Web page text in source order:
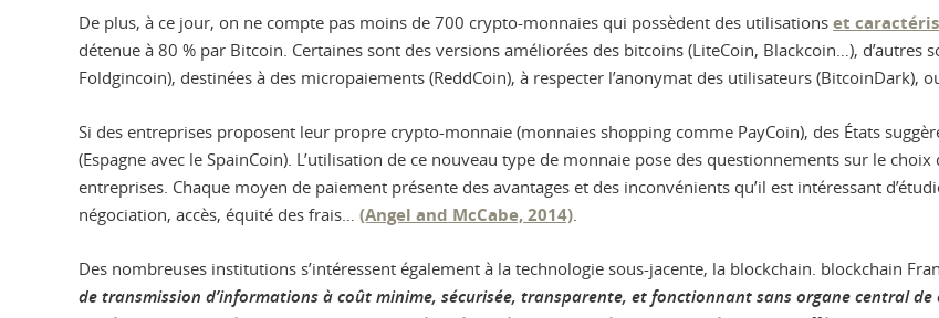
De plus, à ce jour, on ne compte pas moins de 700 crypto-monnaies qui possèdent des utilisations et
détenue à 80 % par Bitcoin. Certaines sont des versions améliorées des bitcoins (LiteCoin, Blackcoin…),
Foldgincoin), destinées à des micropaiements (ReddCoin), à respecter l’anonymat des utilisateurs (BitcoinDark),
Si des entreprises proposent leur propre crypto-monnaie (monnaies shopping comme PayCoin), des États
(Espagne avec le SpainCoin). L’utilisation de ce nouveau type de monnaie pose des questionnements sur le
entreprises. Chaque moyen de paiement présente des avantages et des inconvénients qu’il est intéressant
négociation, accès, équité des frais… (Angel and McCabe, 2014).
Des nombreuses institutions s’intéressent également à la technologie sous-jacente, la blockchain. blockchain
de transmission d’informations à coût minime, sécurisée, transparente, et fonctionnant sans organe central